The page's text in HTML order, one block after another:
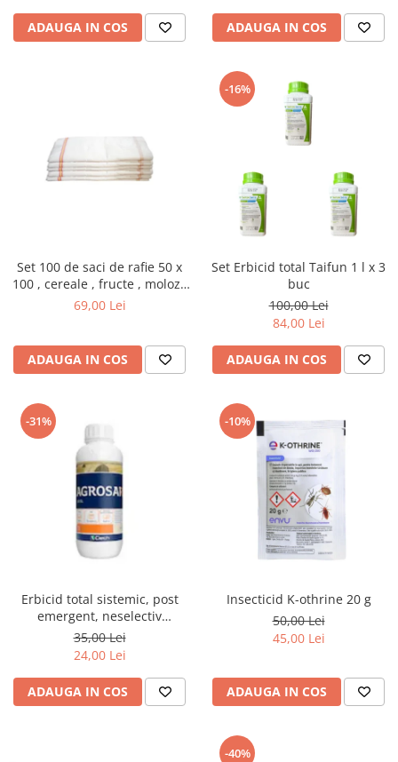
ADAUGA IN COS ADAUGA IN COS
Set 100 de saci de rafie 50 x
100 , cereale , fructe , moloz ,
menaj si depozitare
69,00 Lei
ADAUGA IN COS
-16%
Set Erbicid total Taifun 1 l x 3
buc
100,00 Lei
84,00 Lei
ADAUGA IN COS
-31%
Erbicid total sistemic, post
emergent, neselectiv
(buruieni monocotiledonate si
dicotiledonate, anuale si
perene), Agrosar360 SL,
35,00 Lei
24,00 Lei
ADAUGA IN COS
-10%
Insecticid K-othrine 20 g
50,00 Lei
45,00 Lei
ADAUGA IN COS
-40%